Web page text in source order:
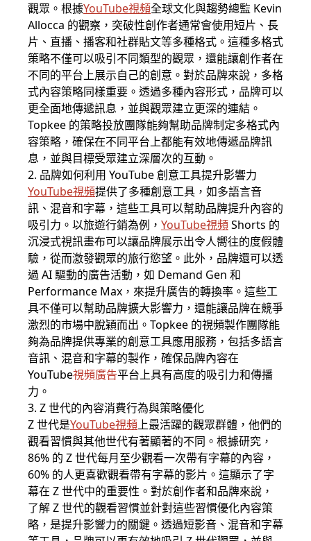
觀眾。根據YouTube視頻全球文化與趨勢總監 Kevin
Allocca 的觀察，突破性創作者通常會使用短片、長
片、直播、播客和社群貼文等多種格式。這種多格式
策略不僅可以吸引不同類型的觀眾，還能讓創作者在
不同的平台上展示自己的創意。對於品牌來說，多格
式內容策略同樣重要。透過多種內容形式，品牌可以
更全面地傳遞訊息，並與觀眾建立更深的連結。
Topkee 的策略投放團隊能夠幫助品牌制定多格式內
容策略，確保在不同平台上都能有效地傳遞品牌訊
息，並與目標受眾建立深層次的互動。
2. 品牌如何利用 YouTube 創意工具提升影響力
YouTube視頻提供了多種創意工具，如多語言音
訊、混音和字幕，這些工具可以幫助品牌提升內容的
吸引力。以旅遊行銷為例， YouTube視頻Shorts 的
沉浸式視訊畫布可以讓品牌展示出令人嚮往的度假體
驗，從而激發觀眾的旅行慾望。此外，品牌還可以透
過 AI 驅動的廣告活動，如 Demand Gen 和
Performance Max，來提升廣告的轉換率。這些工
具不僅可以幫助品牌擴大影響力，還能讓品牌在競爭
激烈的市場中脫穎而出。Topkee 的視頻製作團隊能
夠為品牌提供專業的創意工具應用服務，包括多語言
音訊、混音和字幕的製作，確保品牌內容在
YouTube視頻廣告平台上具有高度的吸引力和傳播
力。
3. Z 世代的內容消費行為與策略優化
Z 世代是YouTube視頻上最活躍的觀眾群體，他們的
觀看習慣與其他世代有著顯著的不同。根據研究，
86% 的 Z 世代每月至少觀看一次帶有字幕的內容，
60% 的人更喜歡觀看帶有字幕的影片。這顯示了字
幕在 Z 世代中的重要性。對於創作者和品牌來說，
了解 Z 世代的觀看習慣並針對這些習慣優化內容策
略，是提升影響力的關鍵。透過短影音、混音和字幕